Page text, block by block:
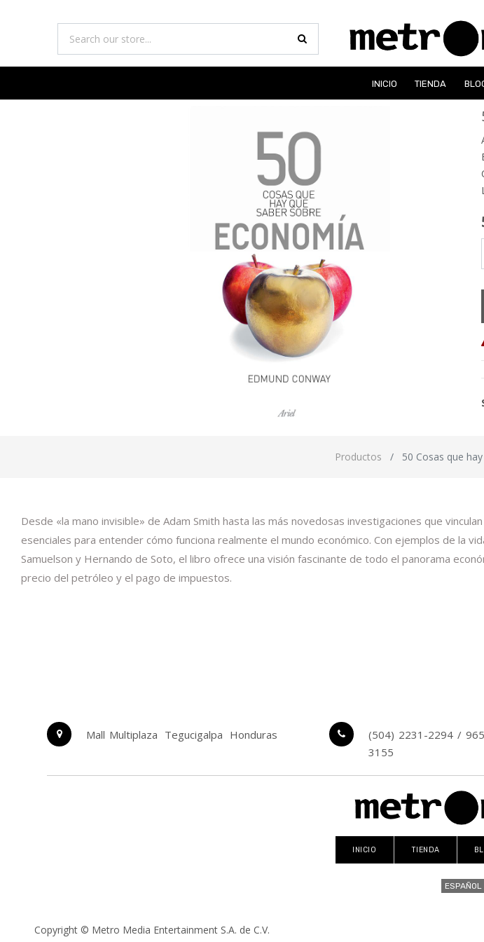
INICIO TIENDA
Productos 50 Cosas que
Desde «la mano invisible» de Adam Smith hasta las más novedosas investigaciones que
esenciales para entender cómo funciona realmente el mundo económico. Con ejemplos de la
Samuelson y Hernando de Soto, el libro ofrece una visión fascinante de todo el panorama
precio del petróleo y el pago de impuestos.
Mall Multiplaza Tegucigalpa Honduras
(504) 2231-2294 /
3155
INICIO TIENDA
ESPAÑOL
Copyright © Metro Media Entertainment S.A. de C.V.